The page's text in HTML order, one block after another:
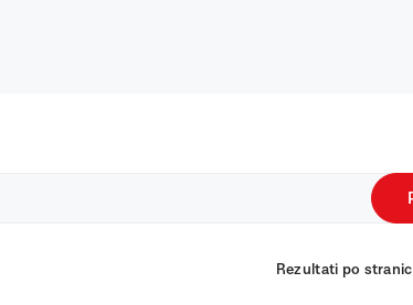
Rezultati po